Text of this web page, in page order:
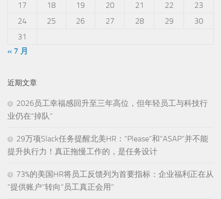
17
18 19 20 21 22
23
24
25 26 27 28 29
30
31
« 7 月
近期文章
2026员工幸福感回升至三年高位，但年轻员工与科技行
业仍在“掉队”
29万项Slack任务提醒北美HR：“Please”和“ASAP”并不能
提升执行力！真正拖慢工作的，是任务设计
73%的美国HR将员工反馈列为首要指标：企业福利正在从
“提供账户”转向“员工真正会用”